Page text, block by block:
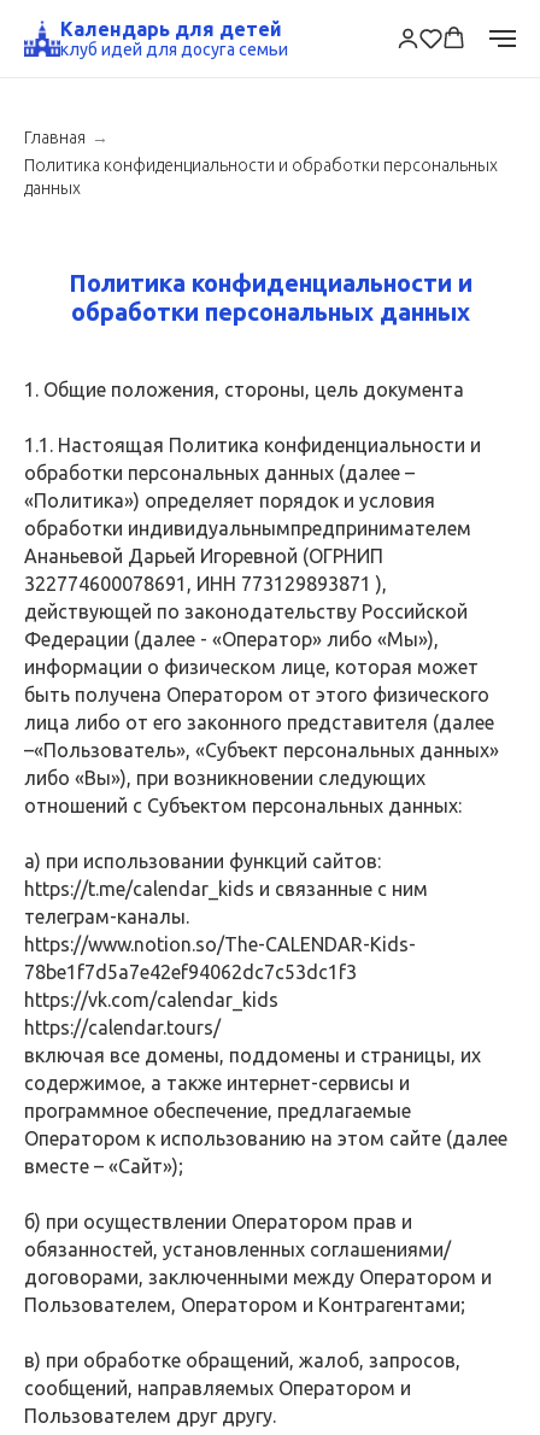
Календарь для детей
клуб идей для досуга семьи
Главная →
Политика конфиденциальности и обработки персональных
данных
Политика конфиденциальности и
обработки персональных данных
1. Общие положения, стороны, цель документа
1.1. Настоящая Политика конфиденциальности и
обработки персональных данных (далее –
«Политика») определяет порядок и условия
обработки индивидуальнымпредпринимателем
Ананьевой Дарьей Игоревной (ОГРНИП
322774600078691, ИНН 773129893871 ),
действующей по законодательству Российской
Федерации (далее - «Оператор» либо «Мы»),
информации о физическом лице, которая может
быть получена Оператором от этого физического
лица либо от его законного представителя (далее
–«Пользователь», «Субъект персональных данных»
либо «Вы»), при возникновении следующих
отношений с Субъектом персональных данных:
а) при использовании функций сайтов:
https://t.me/calendar_kids и связанные с ним
телеграм-каналы.
https://www.notion.so/The-CALENDAR-Kids-
78be1f7d5a7e42ef94062dc7c53dc1f3
https://vk.com/calendar_kids
https://calendar.tours/
включая все домены, поддомены и страницы, их
содержимое, а также интернет-сервисы и
программное обеспечение, предлагаемые
Оператором к использованию на этом сайте (далее
вместе – «Сайт»);
б) при осуществлении Оператором прав и
обязанностей, установленных соглашениями/
договорами, заключенными между Оператором и
Пользователем, Оператором и Контрагентами;
в) при обработке обращений, жалоб, запросов,
сообщений, направляемых Оператором и
Пользователем друг другу.